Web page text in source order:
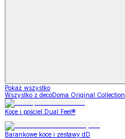
Pokaż wszystko
Wszystko z decoDoma Original Collection
Koce i pościel Dual Feel®
Barankowe koce i zestawy dD